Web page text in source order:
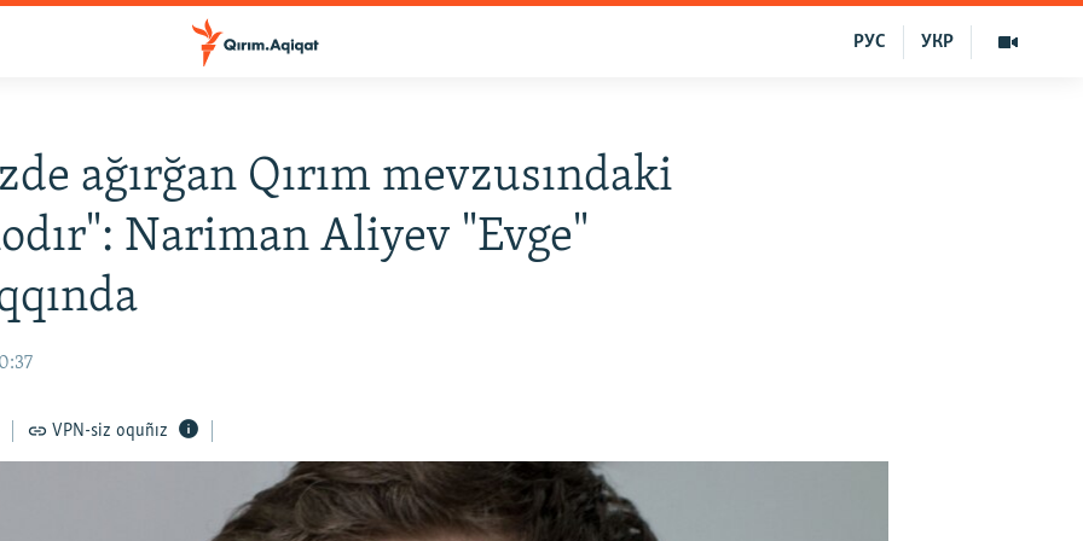
УКР
РУС
ağırğan Qırım mevzusındaki
Nariman Aliyev "Evge"
VPN-siz oquñız